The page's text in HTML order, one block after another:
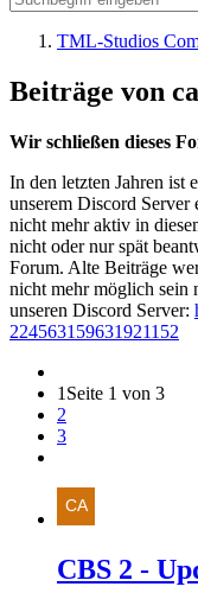
TML-Studios
Beiträge von
Wir schließen dieses
In den letzten Jahren ist
unserem Discord Server
nicht mehr aktiv in
nicht oder nur spät
Forum. Alte Beiträge
nicht mehr möglich sein
unseren Discord Server:
224563159631921152
1 Seite 1 von 3
2
3
CBS 2 -